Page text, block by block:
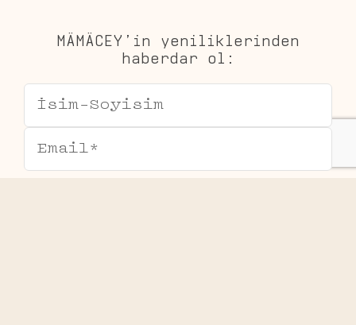
MÄMÄCEY’in yeniliklerinden
haberdar ol: